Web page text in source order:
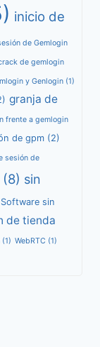
inicio de
de Gemlogin
de gemlogin
y Genlogin (1)
granja de
frente a gemlogin
de gpm (2)
sesión de
(8) sin
Software sin
de tienda
(1) WebRTC (1)